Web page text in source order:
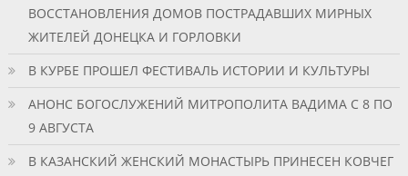
ВОССТАНОВЛЕНИЯ ДОМОВ ПОСТРАДАВШИХ МИРНЫХ
ЖИТЕЛЕЙ ДОНЕЦКА И ГОРЛОВКИ
В КУРБЕ ПРОШЕЛ ФЕСТИВАЛЬ ИСТОРИИ И КУЛЬТУРЫ
АНОНС БОГОСЛУЖЕНИЙ МИТРОПОЛИТА ВАДИМА С 8 ПО
9 АВГУСТА
В КАЗАНСКИЙ ЖЕНСКИЙ МОНАСТЫРЬ ПРИНЕСЕН КОВЧЕГ